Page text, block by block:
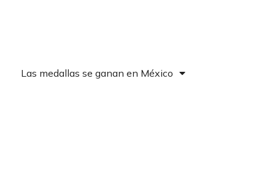
Las medallas se ganan en México